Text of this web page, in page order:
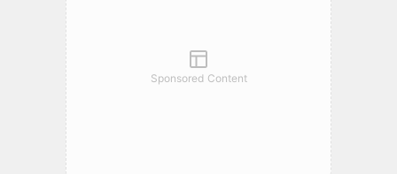
Sponsored Content